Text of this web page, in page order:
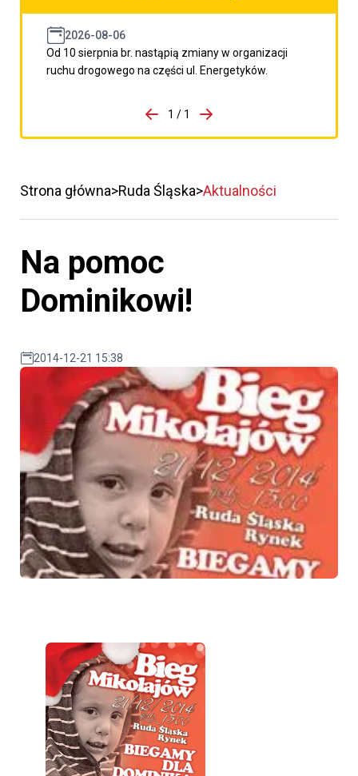
2026-08-06
Od 10 sierpnia br. nastąpią zmiany w organizacji
ruchu drogowego na części ul. Energetyków.
porzpedniego komunikatu
1 / 1
Przejdź do następnego
Strona główna Ruda Śląska Aktualności
Na pomoc
Dominikowi!
2014-12-21 15:38